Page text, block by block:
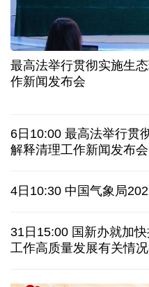
长江十年行 | 重庆“以竹
暑期档电影票房持续走
片区
蓝厅观察丨被中方反制
最高法举行贯彻实施生
6日10:00 最高法举行贯
解释清理工作新闻发布会
4日10:30 中国气象局